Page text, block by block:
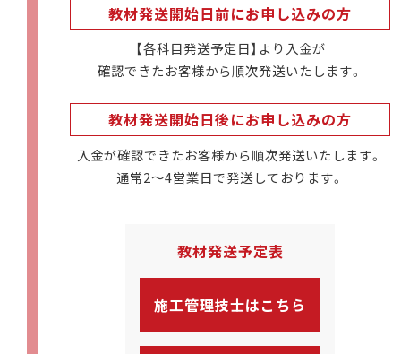
教材発送開始日前にお申し込みの方
【各科目発送予定日】より入金が
確認できたお客様から順次発送いたします。
教材発送開始日後にお申し込みの方
入金が確認できたお客様から順次発送いたします。
通常2～4営業日で発送しております。
教材発送予定表
施工管理技士はこちら